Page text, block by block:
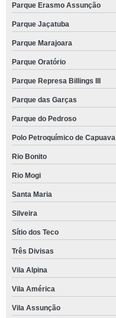
Parque Erasmo Assunção
Parque Jaçatuba
Parque Marajoara
Parque Oratório
Parque Represa Billings III
Parque das Garças
Parque do Pedroso
Polo Petroquímico de Capuava
Rio Bonito
Rio Mogi
Santa Maria
Silveira
Sítio dos Teco
Três Divisas
Vila Alpina
Vila América
Vila Assunção